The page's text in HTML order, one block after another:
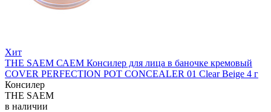
Хит
THE SAEM САЕМ Консилер для лица в баночке кремовый
COVER PERFECTION POT CONCEALER 01 Clear Beige 4 г
Консилер
THE SAEM
в наличии